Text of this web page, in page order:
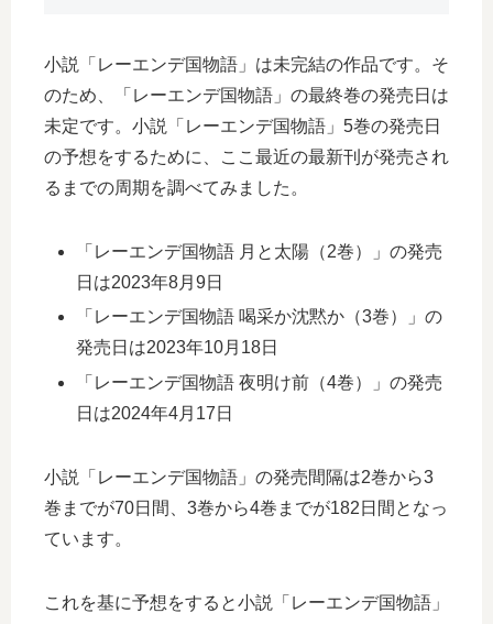
小説「レーエンデ国物語」は未完結の作品です。そ
のため、「レーエンデ国物語」の最終巻の発売日は
未定です。小説「レーエンデ国物語」5巻の発売日
の予想をするために、ここ最近の最新刊が発売され
るまでの周期を調べてみました。
「レーエンデ国物語 月と太陽（2巻）」の発売
日は2023年8月9日
「レーエンデ国物語 喝采か沈黙か（3巻）」の
発売日は2023年10月18日
「レーエンデ国物語 夜明け前（4巻）」の発売
日は2024年4月17日
小説「レーエンデ国物語」の発売間隔は2巻から3
巻までが70日間、3巻から4巻までが182日間となっ
ています。
これを基に予想をすると小説「レーエンデ国物語」